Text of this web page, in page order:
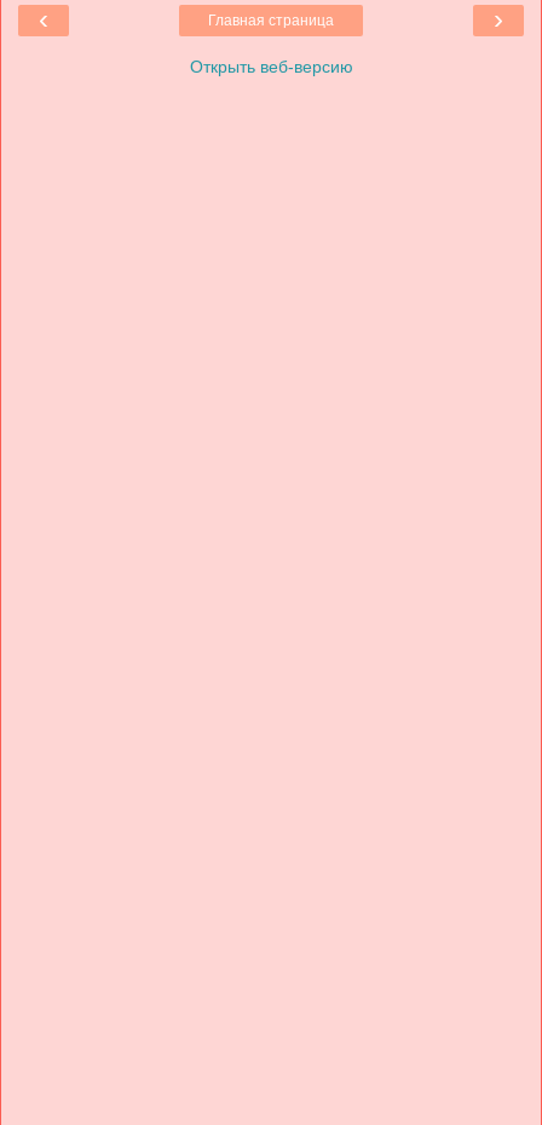
‹ ›
Главная страница
Открыть веб-версию